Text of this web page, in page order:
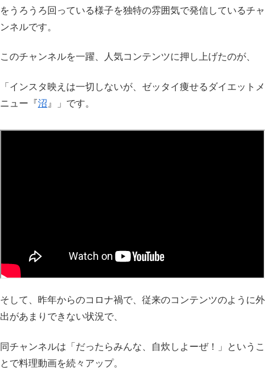
をうろうろ回っている様子を独特の雰囲気で発信しているチャ
ンネルです。
このチャンネルを一躍、人気コンテンツに押し上げたのが、
「インスタ映えは一切しないが、ゼッタイ痩せるダイエットメ
ニュー『沼 』」です。
そして、昨年からのコロナ禍で、従来のコンテンツのように外
出があまりできない状況で、
同チャンネルは「だったらみんな、自炊しよーぜ！」というこ
とで料理動画を続々アップ。